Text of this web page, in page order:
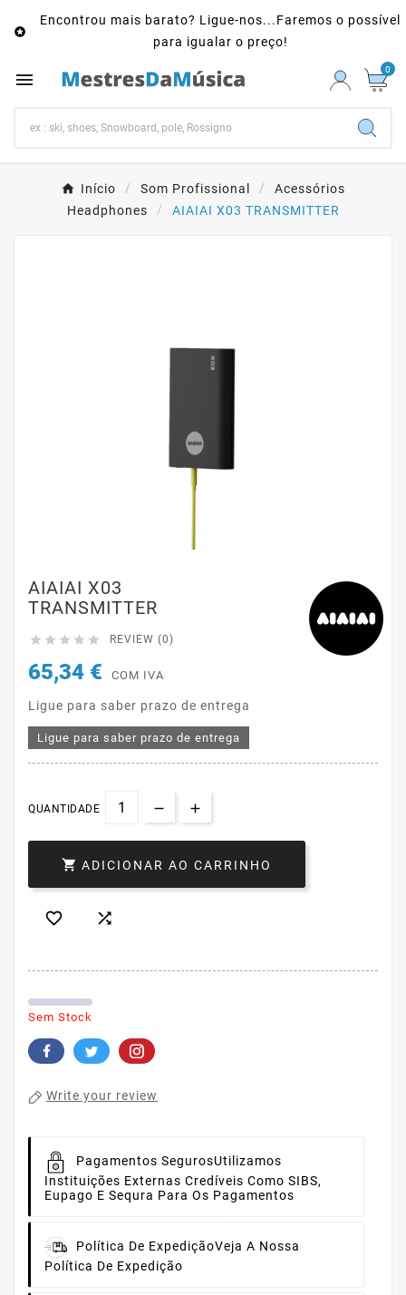

Encontrou mais barato? Ligue-nos...Faremos o possível
para igualar o preço!
 0
Início Som Profissional
Acessórios
Headphones
AIAIAI X03 TRANSMITTER
AIAIAI X03
TRANSMITTER
     REVIEW (0)
65,34 € COM IVA
Ligue para saber prazo de entrega
Ligue para saber prazo de entrega
QUANTIDADE
 ADICIONAR AO CARRINHO
 
Sem Stock
Write your review
Pagamentos SegurosUtilizamos
Instituições Externas Credíveis Como SIBS,
Eupago E Sequra Para Os Pagamentos
Política De ExpediçãoVeja A Nossa
Política De Expedição